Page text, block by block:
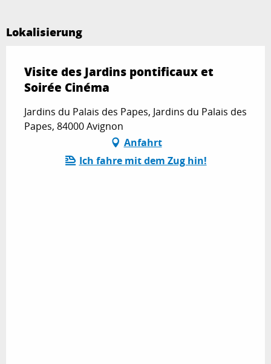
Lokalisierung
Visite des Jardins pontificaux et
Soirée Cinéma
Jardins du Palais des Papes, Jardins du Palais des
Papes, 84000 Avignon
Anfahrt
Ich fahre mit dem Zug hin!